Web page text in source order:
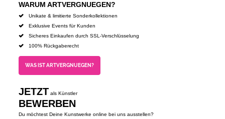
WARUM ARTVERGNUEGEN?
Unikate & limitierte Sonderkollektionen
Exklusive Events für Kunden
Sicheres Einkaufen durch SSL-Verschlüsselung
100% Rückgaberecht
WAS IST ARTVERGNUEGEN?
JETZT als Künstler
BEWERBEN
Du möchtest Deine Kunstwerke online bei uns ausstellen?